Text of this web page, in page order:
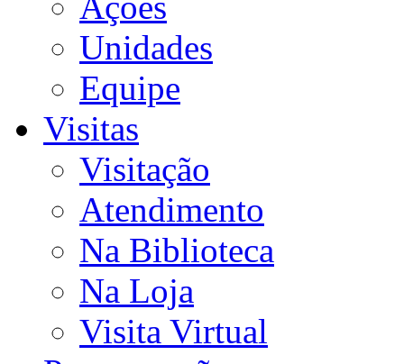
Unidades
Equipe
Visitas
Visitação
Atendimento
Na Biblioteca
Na Loja
Visita Virtual